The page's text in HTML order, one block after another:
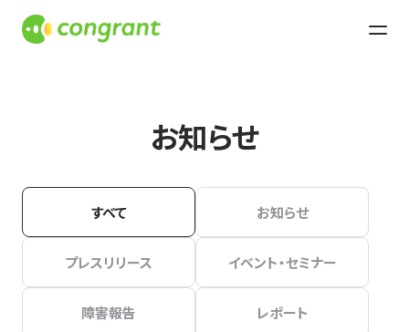
お知らせ
すべて お知らせ
プレスリリース イベント・セミナー
障害報告 レポート